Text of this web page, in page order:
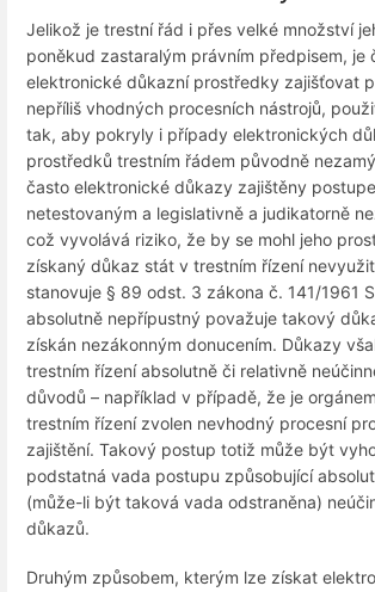
Jelikož je trestní řád i přes velké množství
poněkud zastaralým právním předpisem, je
elektronické důkazní prostředky zajišťovat
nepříliš vhodných procesních nástrojů,
tak, aby pokryly i případy elektronických
prostředků trestním řádem původně
často elektronické důkazy zajištěny
netestovaným a legislativně a judikatorně
což vyvolává riziko, že by se mohl jeho
získaný důkaz stát v trestním řízení
stanovuje § 89 odst. 3 zákona č. 141/1961
absolutně nepřípustný považuje takový
získán nezákonným donucením. Důkazy
trestním řízení absolutně či relativně
důvodů – například v případě, že je
trestním řízení zvolen nevhodný procesní
zajištění. Takový postup totiž může být
podstatná vada postupu způsobující
(může-li být taková vada odstraněna)
důkazů.
Druhým způsobem, kterým lze získat